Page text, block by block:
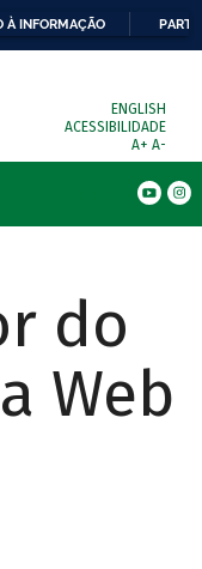
À INFORMAÇÃO
ENGLISH
ACESSIBILIDADE
A+ A-
do
Web